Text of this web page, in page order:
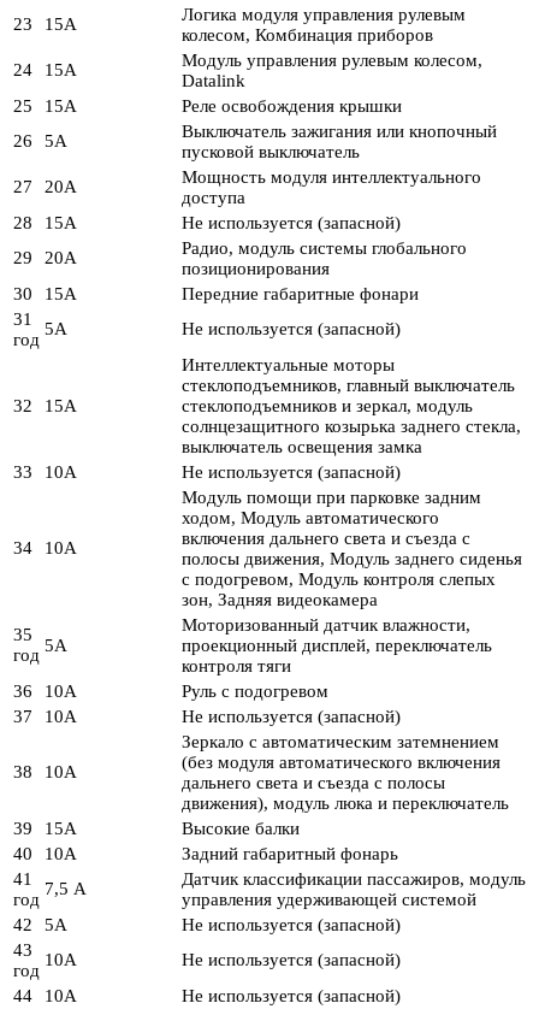
23 15А
Логика модуля управления рулевым
колесом, Комбинация приборов
24
15А
Модуль управления рулевым колесом,
Datalink
25
15А
Реле освобождения крышки
26
5А
Выключатель зажигания или кнопочный
пусковой выключатель
27
20А
Мощность модуля интеллектуального
доступа
28
15А
Не используется (запасной)
29
20А
Радио, модуль системы глобального
позиционирования
30
15А
Передние габаритные фонари
31
год
5А Не используется (запасной)
32 15А
Интеллектуальные моторы
стеклоподъемников, главный выключатель
стеклоподъемников и зеркал, модуль
солнцезащитного козырька заднего стекла,
выключатель освещения замка
33
10А Не используется (запасной)
34 10А
Модуль помощи при парковке задним
ходом, Модуль автоматического
включения дальнего света и съезда с
полосы движения, Модуль заднего сиденья
с подогревом, Модуль контроля слепых
зон, Задняя видеокамера
35
год 5А
Моторизованный датчик влажности,
проекционный дисплей, переключатель
контроля тяги
36
10А
Руль с подогревом
37
10А Не используется (запасной)
38 10А
Зеркало с автоматическим затемнением
(без модуля автоматического включения
дальнего света и съезда с полосы
движения), модуль люка и переключатель
39
15А
Высокие балки
40
10А
Задний габаритный фонарь
41
год
7,5 А
Датчик классификации пассажиров, модуль
управления удерживающей системой
42
5А
Не используется (запасной)
43
год
10А
Не используется (запасной)
44
10А
Не используется (запасной)